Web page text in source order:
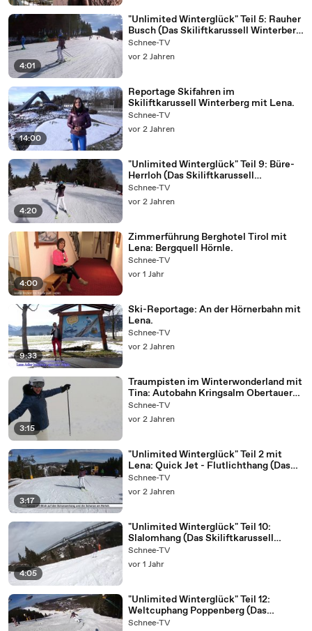
4:01
"Unlimited Winterglück" Teil 5: Rauher
Busch (Das Skiliftkarussell Winterberg
mit Lena).
Schnee-TV
vor 2 Jahren
14:00
Reportage Skifahren im
Skiliftkarussell Winterberg mit Lena.
Schnee-TV
vor 2 Jahren
4:20
"Unlimited Winterglück" Teil 9: Büre-
Herrloh (Das Skiliftkarussell
Winterberg mit Lena).
Schnee-TV
vor 2 Jahren
4:00
Zimmerführung Berghotel Tirol mit
Lena: Bergquell Hörnle.
Schnee-TV
vor 1 Jahr
9:33
Ski-Reportage: An der Hörnerbahn mit
Lena.
Schnee-TV
vor 2 Jahren
3:15
Traumpisten im Winterwonderland mit
Tina: Autobahn Kringsalm Obertauern
(AUT).
Schnee-TV
vor 2 Jahren
3:17
"Unlimited Winterglück" Teil 2 mit
Lena: Quick Jet - Flutlichthang (Das
Skiliftkarussell Winterberg).
Schnee-TV
vor 2 Jahren
4:05
"Unlimited Winterglück" Teil 10:
Slalomhang (Das Skiliftkarussell
Winterberg mit Lena).
Schnee-TV
vor 1 Jahr
"Unlimited Winterglück" Teil 12:
Weltcuphang Poppenberg (Das
Skiliftkarussell Winterberg mit Lena).
Schnee-TV